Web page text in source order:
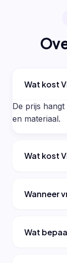
Wat kost
De prijs
en materiaal.
Wat kost
Wanneer
Wat